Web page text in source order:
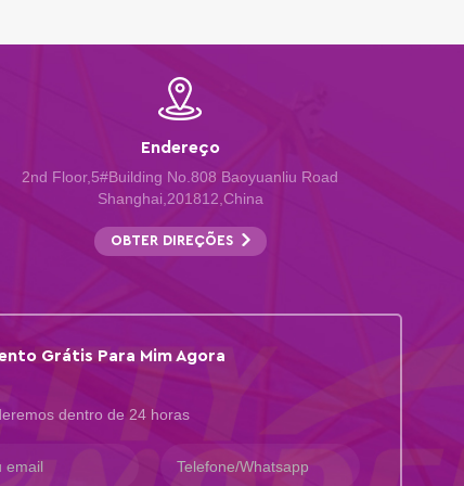
Endereço
2nd Floor,5#Building No.808 Baoyuanliu Road
Shanghai,201812,China
OBTER DIREÇÕES
Grátis Para Mim Agora
dentro de 24 horas